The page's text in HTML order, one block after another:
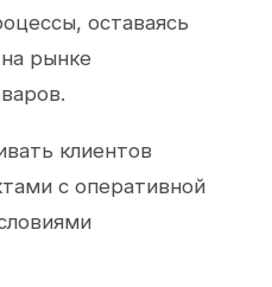
оставаясь
рынке
клиентов
с оперативной